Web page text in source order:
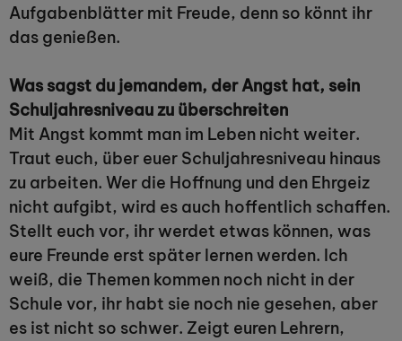
Aufgabenblätter mit Freude, denn so könnt ihr
das genießen.
Was sagst du jemandem, der Angst hat, sein
Schuljahresniveau zu überschreiten
Mit Angst kommt man im Leben nicht weiter.
Traut euch, über euer Schuljahresniveau hinaus
zu arbeiten. Wer die Hoffnung und den Ehrgeiz
nicht aufgibt, wird es auch hoffentlich schaffen.
Stellt euch vor, ihr werdet etwas können, was
eure Freunde erst später lernen werden. Ich
weiß, die Themen kommen noch nicht in der
Schule vor, ihr habt sie noch nie gesehen, aber
es ist nicht so schwer. Zeigt euren Lehrern,